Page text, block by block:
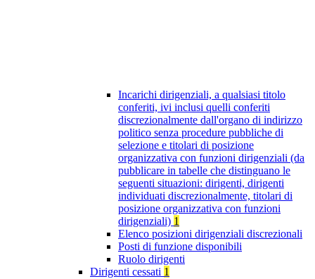
Incarichi dirigenziali, a qualsiasi titolo
conferiti, ivi inclusi quelli conferiti
discrezionalmente dall'organo di indirizzo
politico senza procedure pubbliche di
selezione e titolari di posizione
organizzativa con funzioni dirigenziali (da
pubblicare in tabelle che distinguano le
seguenti situazioni: dirigenti, dirigenti
individuati discrezionalmente, titolari di
posizione organizzativa con funzioni
dirigenziali) 1
Elenco posizioni dirigenziali discrezionali
Posti di funzione disponibili
Ruolo dirigenti
Dirigenti cessati 1